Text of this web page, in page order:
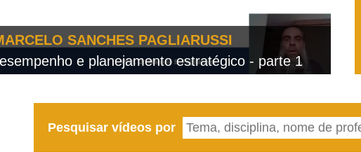
SANCHES PAGLIARUSSI
e planejamento estratégico - parte 1
Pesquisar vídeos por